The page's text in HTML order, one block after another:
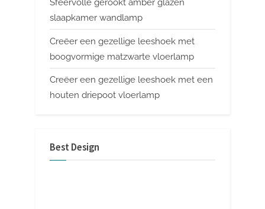
Sfeervolle gerookt amber glazen
slaapkamer wandlamp
Creëer een gezellige leeshoek met
boogvormige matzwarte vloerlamp
Creëer een gezellige leeshoek met een
houten driepoot vloerlamp
Best Design